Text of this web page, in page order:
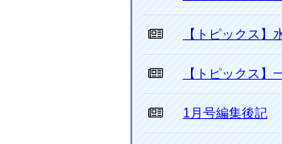
【トピックス
【トピックス
1月号編集後記